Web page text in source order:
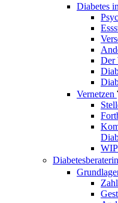
Diabetes
Der
Vernetzen